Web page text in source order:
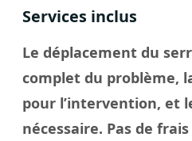
Services inclus
Le déplacement du
complet du problème,
pour l’intervention, et
nécessaire. Pas de